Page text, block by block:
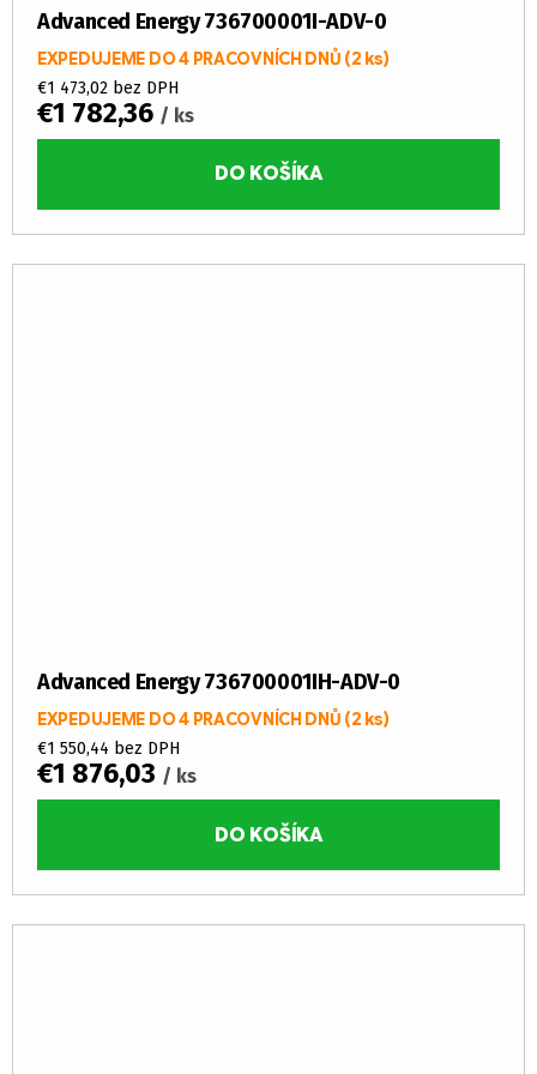
Advanced Energy 736700001I-ADV-0
EXPEDUJEME DO 4 PRACOVNÍCH DNŮ (2 ks)
€1 473,02 bez DPH
€1 782,36 / ks
DO KOŠÍKA
Advanced Energy 736700001IH-ADV-0
EXPEDUJEME DO 4 PRACOVNÍCH DNŮ (2 ks)
€1 550,44 bez DPH
€1 876,03 / ks
DO KOŠÍKA